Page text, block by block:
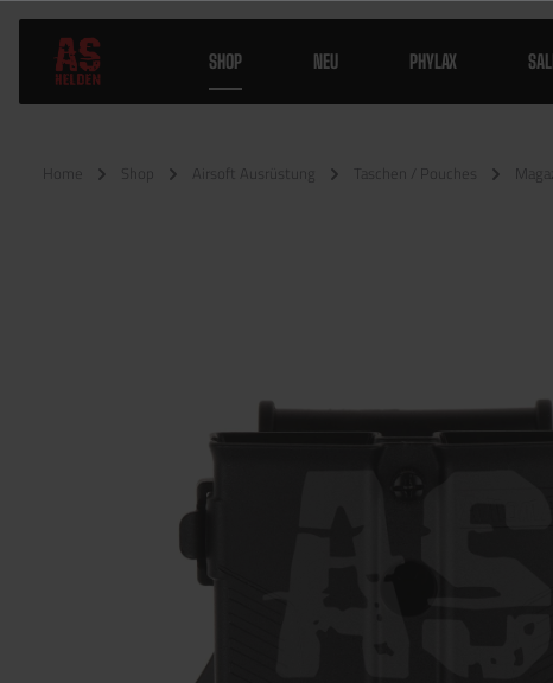
SHOP NEU PHYLAX
Home Shop Airsoft Ausrüstung Taschen / Pouches